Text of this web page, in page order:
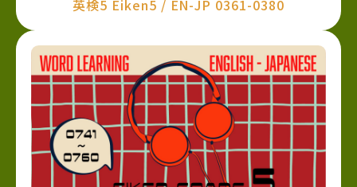
英検5 Eiken5 / EN-JP 0361-0380